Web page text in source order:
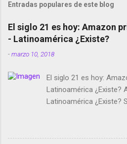
Entradas populares de este blog
El siglo 21 es hoy: Amazon
- Latinoamérica ¿Existe?
-marzo 10, 2018
El siglo 21 es hoy:
Latinoamérica ¿Existe?
Latinoamérica ¿Existe?
temporada de Black
cuentas Responden